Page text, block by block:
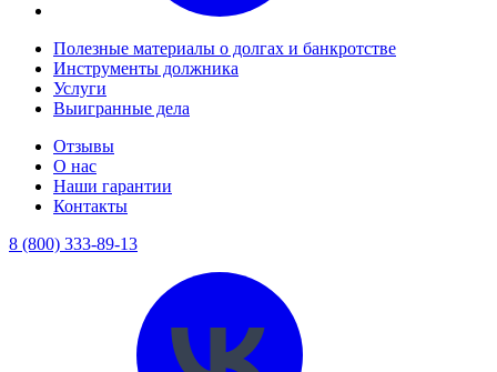
Полезные материалы о долгах и банкротстве
Инструменты должника
Услуги
Выигранные дела
Отзывы
О нас
Наши гарантии
Контакты
8 (800) 333-89-13